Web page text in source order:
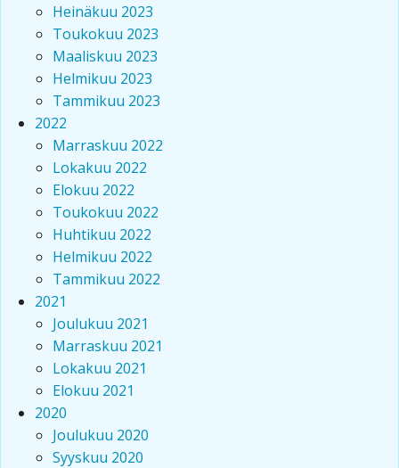
Heinäkuu 2023
Toukokuu 2023
Maaliskuu 2023
Helmikuu 2023
Tammikuu 2023
2022
Marraskuu 2022
Lokakuu 2022
Elokuu 2022
Toukokuu 2022
Huhtikuu 2022
Helmikuu 2022
Tammikuu 2022
2021
Joulukuu 2021
Marraskuu 2021
Lokakuu 2021
Elokuu 2021
2020
Joulukuu 2020
Syyskuu 2020